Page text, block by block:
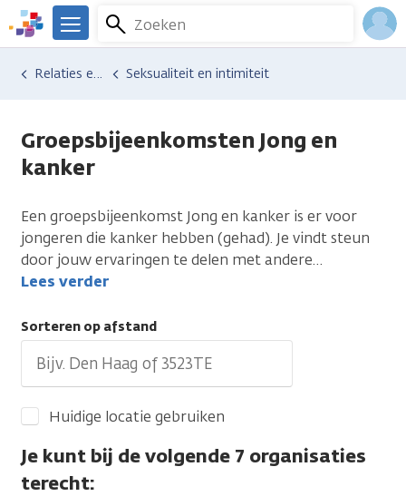
Overslaan
en
naar
We
er
Kanker.nl
Zoeken
Menu
Hulp en ondersteuning
Vind hulp bij kanker
Relaties en gezin Seksualiteit en intimiteit
Groepsbijeenkomsten Jong en
kanker
Een groepsbijeenkomst Jong en kanker is er voor
jongeren die kanker hebben (gehad). Je vindt steun
door jouw ervaringen te delen met andere…
Lees verder
Sorteren op afstand
Huidige locatie gebruiken
Je kunt bij de volgende 7 organisaties
terecht: